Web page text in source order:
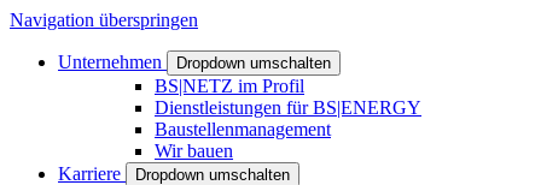
Navigation überspringen
Unternehmen Dropdown umschalten
BS|NETZ im Profil
Dienstleistungen für BS|ENERGY
Baustellenmanagement
Wir bauen
Karriere
Dropdown umschalten